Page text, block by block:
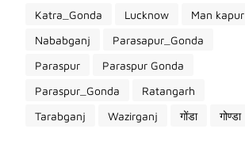
Katra_Gonda
Lucknow
Man kapur
Nababganj
Parasapur_Gonda
Paraspur
Paraspur Gonda
Paraspur_Gonda
Ratangarh
Tarabganj
Wazirganj गोंडा गोण्डा